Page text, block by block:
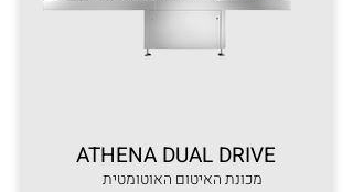
ATHENA DUAL DRIVE
מכונת האיטום האוטומטית